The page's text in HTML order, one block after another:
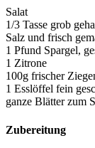
Salat
1/3 Tasse grob
Salz und frisch
1 Pfund Spargel,
1 Zitrone
100g frischer
1 Esslöffel fein
ganze Blätter zum
Zubereitung